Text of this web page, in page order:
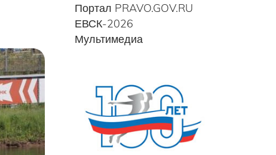
Портал PRAVO.GOV.RU
ЕВСК-2026
Мультимедиа